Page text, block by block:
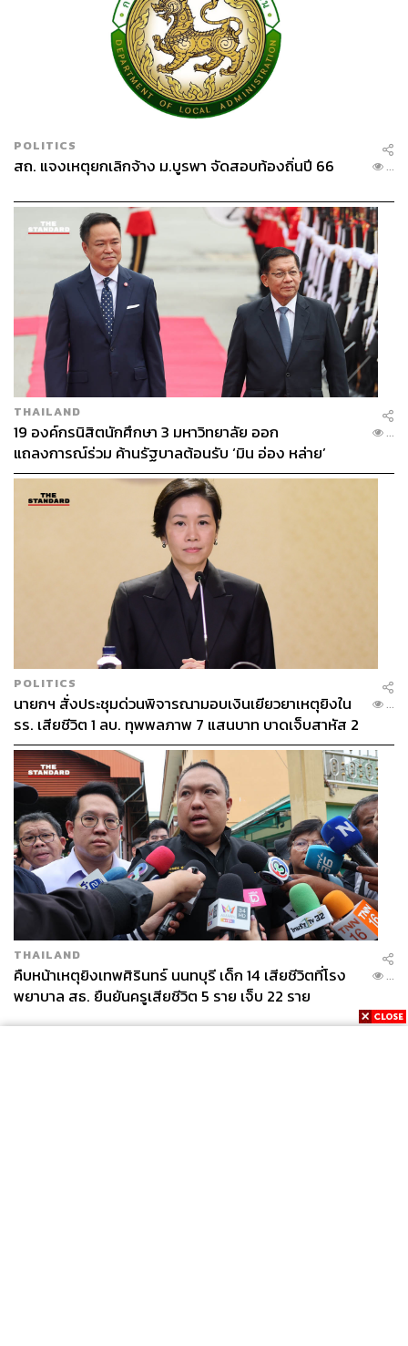
POLITICS
สถ. แจงเหตุยกเลิกจ้าง ม.บูรพา จัดสอบท้องถิ่นปี 66 ...
THAILAND
19 องค์กรนิสิตนักศึกษา 3 มหาวิทยาลัย ออก
แถลงการณ์ร่วม ค้านรัฐบาลต้อนรับ ‘มิน อ่อง หล่าย’
...
POLITICS
นายกฯ สั่งประชุมด่วนพิจารณามอบเงินเยียวยาเหตุยิงใน
รร. เสียชีวิต 1 ลบ. ทุพพลภาพ 7 แสนบาท บาดเจ็บสาหัส 2
แสนบาท บาดเจ็บเล็กน้อย 1 แสนบาท
...
THAILAND
คืบหน้าเหตุยิงเทพศิรินทร์ นนทบุรี เด็ก 14 เสียชีวิตที่โรง
พยาบาล สธ. ยืนยันครูเสียชีวิต 5 ราย เจ็บ 22 ราย
...